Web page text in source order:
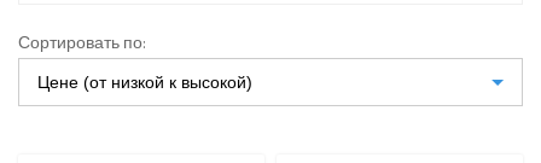
AUX
Dahatsu
Denko
Цена (руб.)
До
Сортировать по:
Цене (от низкой к высокой)